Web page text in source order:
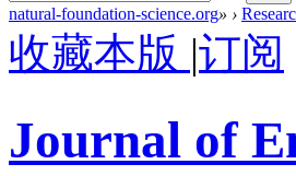
natural-foundation-science.org» ›
收藏本版 |订阅
Journal of